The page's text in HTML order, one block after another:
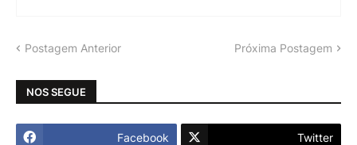
Postagem Anterior Próxima Postagem
NOS SEGUE
Facebook Twitter